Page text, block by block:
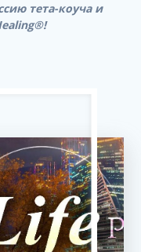
тета-коуча и